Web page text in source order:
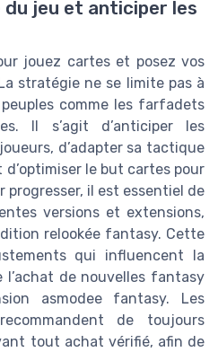
jeu et anticiper les
jouez cartes et posez vos
stratégie ne se limite pas à
comme les farfadets
Il s’agit d’anticiper les
d’adapter sa tactique
d’optimiser le but cartes pour
progresser, il est essentiel de
versions et extensions,
relookée fantasy. Cette
qui influencent la
de nouvelles fantasy
asmodee fantasy. Les
de toujours
tout achat vérifié, afin de